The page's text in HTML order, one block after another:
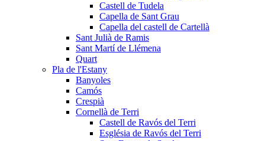
Castell de Tudela
Capella de Sant Grau
Capella del castell de Cartellà
Sant Julià de Ramis
Sant Martí de Llémena
Quart
Pla de l'Estany
Banyoles
Camós
Crespià
Cornellà de Terri
Castell de Ravós del Terri
Església de Ravós del Terri